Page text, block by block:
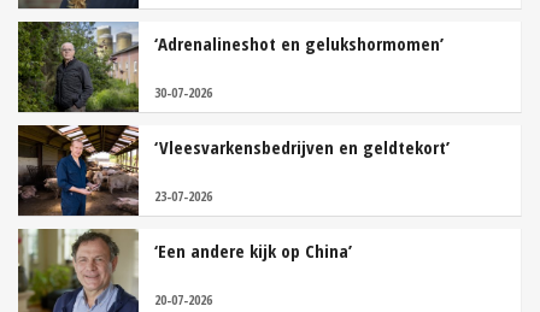
‘Adrenalineshot en gelukshormomen’
30-07-2026
‘Vleesvarkensbedrijven en geldtekort’
23-07-2026
‘Een andere kijk op China’
20-07-2026